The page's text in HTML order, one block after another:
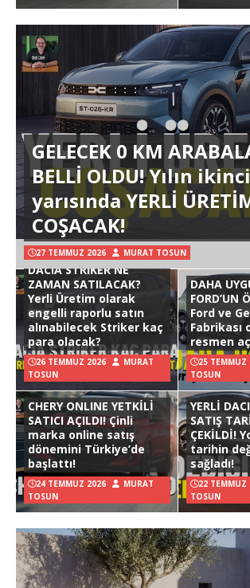
GELECEK 0 KM
BELLİ OLDU! Yılın ikinci
yarısında YERLİ
COŞACAK!
27 TEMMUZ 2026 MURAT TOSUN
DACIA STRIKER NE
ZAMAN SATILACAK?
Yerli Üretim olarak
engelli raporlu satın
alınabilecek Striker kaç
para olacak?
26 TEMMUZ 2026
MURAT
TOSUN
DAHA
FORD’UN
Ford ve
Fabrikası
resmen
25 TEMMUZ
TOSUN
CHERY ONLINE YETKİLİ
SATICI AÇILDI! Çinli
marka online satış
dönemini Türkiye’de
başlattı!
24 TEMMUZ 2026
MURAT
TOSUN
YERLİ
SATIŞ
ÇEKİLDİ!
tarihin
sağladı!
22 TEMMUZ
TOSUN